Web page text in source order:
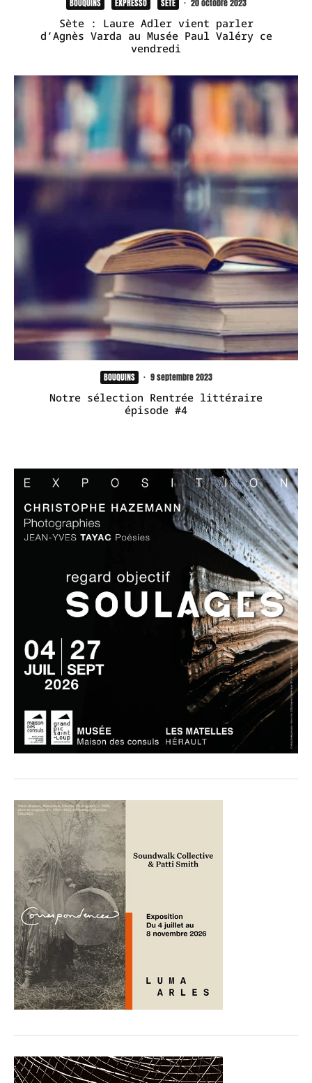
BOUQUINS EXPRESSO SÈTE · 20 octobre 2023
Sète : Laure Adler vient parler
d’Agnès Varda au Musée Paul Valéry ce
vendredi
BOUQUINS · 9 septembre 2023
Notre sélection Rentrée littéraire
épisode #4